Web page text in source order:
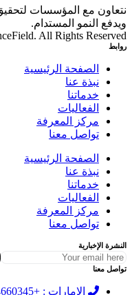
نتعاون مع المؤسسات
ويدفع النمو المستدام.
All Rights Reserved.
روابط
الصفحة الرئيسية
نبذة عنا
خدماتنا
الفعاليات
مركز المعرفة
تواصل معنا
الصفحة الرئيسية
نبذة عنا
خدماتنا
الفعاليات
مركز المعرفة
تواصل معنا
النشرة الإخبارية
تواصل معنا
الإمارات : +971544660345